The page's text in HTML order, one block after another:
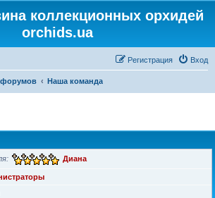
коллекционных орхидей
orchids.ua
Вход
Регистрация
Наша команда
Диана